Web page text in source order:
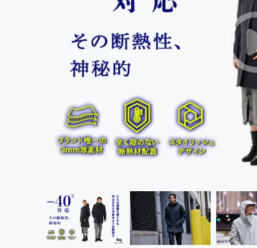
まちづくり・地域活性化